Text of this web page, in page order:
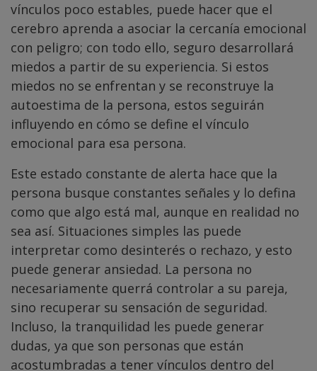
vínculos poco estables, puede hacer que el
cerebro aprenda a asociar la cercanía emocional
con peligro; con todo ello, seguro desarrollará
miedos a partir de su experiencia. Si estos
miedos no se enfrentan y se reconstruye la
autoestima de la persona, estos seguirán
influyendo en cómo se define el vínculo
emocional para esa persona.
Este estado constante de alerta hace que la
persona busque constantes señales y lo defina
como que algo está mal, aunque en realidad no
sea así. Situaciones simples las puede
interpretar como desinterés o rechazo, y esto
puede generar ansiedad. La persona no
necesariamente querrá controlar a su pareja,
sino recuperar su sensación de seguridad.
Incluso, la tranquilidad les puede generar
dudas, ya que son personas que están
acostumbradas a tener vínculos dentro del